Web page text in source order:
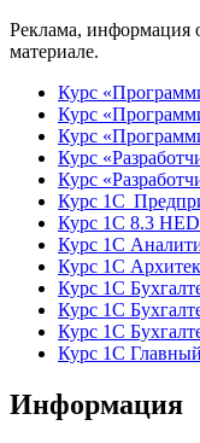
Реклама, информация
материале.
Курс
Курс
Курс
Курс
Курс
Курс 1С
Курс 1С 8.3
Курс 1С
Курс 1С
Курс 1С
Курс 1С
Курс 1С
Курс 1С Главный
Информация